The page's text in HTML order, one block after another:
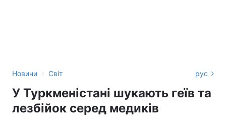
Новини › Світ рус
У Туркменістані шукають геїв та
лезбійок серед медиків